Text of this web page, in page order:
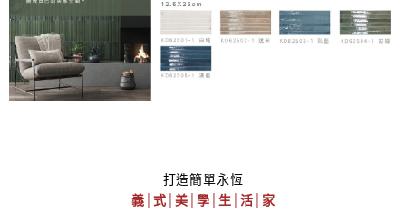
打造簡單永恆
義│式│美│學│生│活│家